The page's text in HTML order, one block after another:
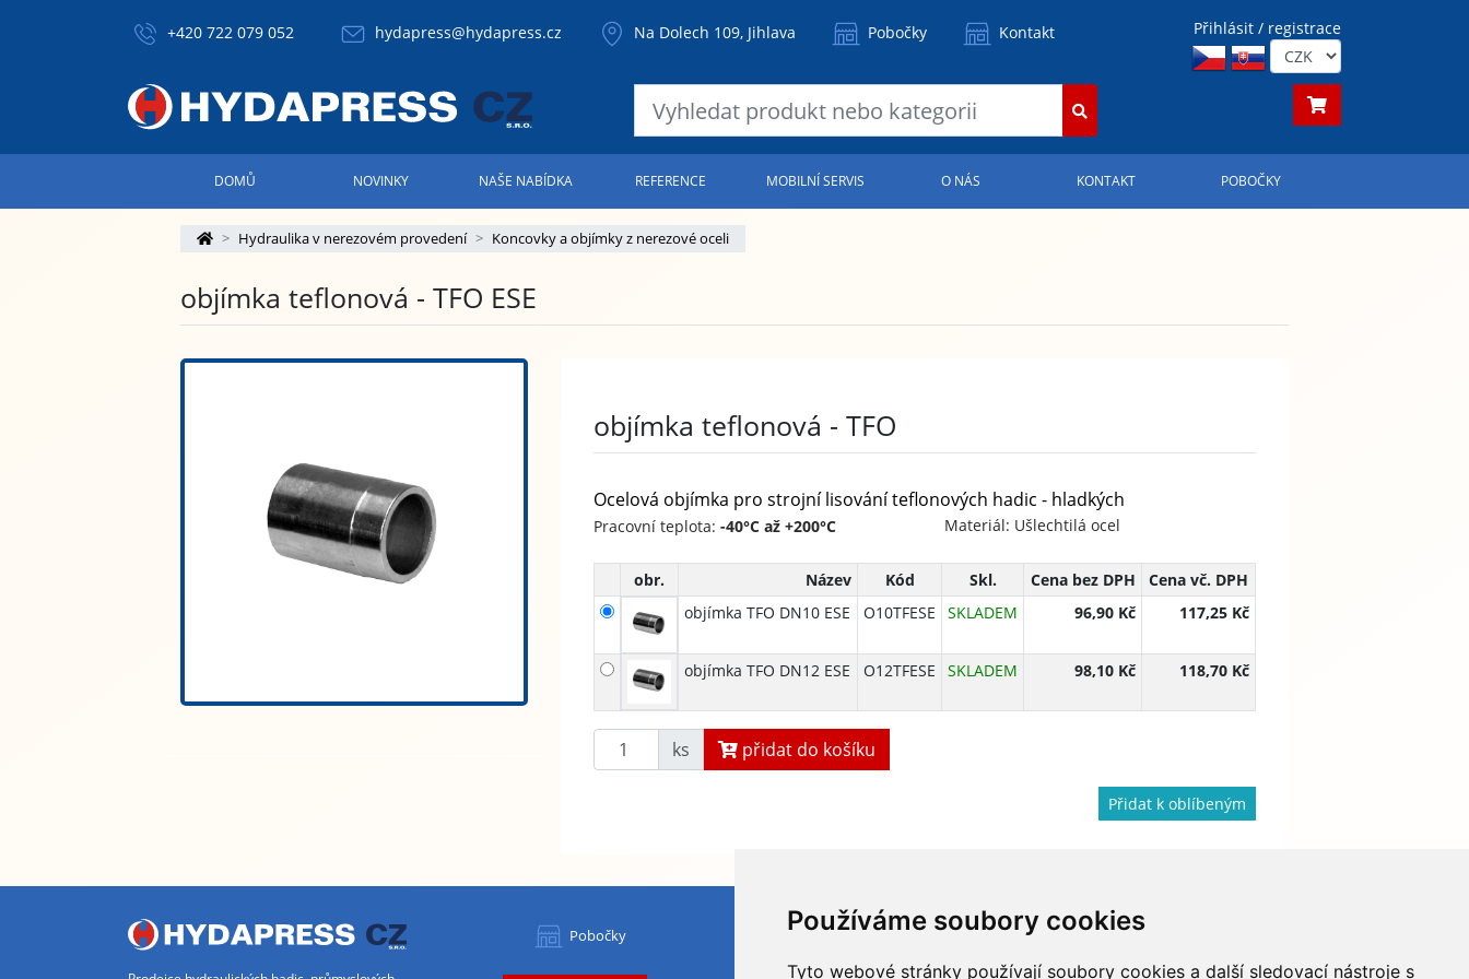
Používáme soubory cookies
Tyto webové stránky používají soubory cookies a další sledovací nástroje s
+420 722 079 052 hydapress@hydapress.cz Na Dolech 109, Jihlava Pobočky Kontakt Přihlásit / registrace
DOMŮ NOVINKY NAŠE NABÍDKA REFERENCE MOBILNÍ SERVIS O NÁS KONTAKT POBOČKY
Hydraulika v nerezovém provedení Koncovky a objímky z nerezové oceli
objímka teflonová - TFO ESE
objímka teflonová - TFO
Ocelová objímka pro strojní lisování teflonových hadic - hladkých
Pracovní teplota: -40°C až +200°C Materiál: Ušlechtilá ocel
obr. Název Kód Skl. Cena bez DPH
Cena vč. DPH
objímka TFO DN10 ESE
O10TFESE SKLADEM 96,90 Kč 117,25 Kč
objímka TFO DN12 ESE O12TFESE SKLADEM 98,10 Kč 118,70 Kč
ks přidat do košíku
Přidat k oblíbeným
Pobočky
HYDAPRESS CZ s.r.o.
Na Dolech 109 586 01 Jihlava
733 674 293
info@hydapress.cz